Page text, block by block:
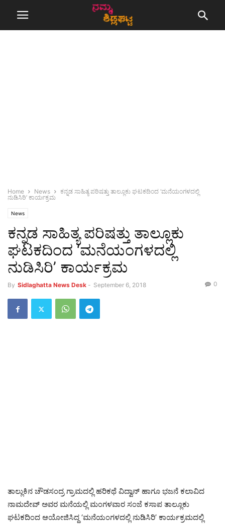
Home News
ಕನ್ನಡ ಸಾಹಿತ್ಯ ಪರಿಷತ್ತು ತಾಲ್ಲೂಕು ಘಟಕದಿಂದ ‘ಮನೆಯಂಗಳದಲ್ಲಿ
ನುಡಿಸಿರಿ’ ಕಾರ್ಯಕ್ರಮ
News
ಕನ್ನಡ ಸಾಹಿತ್ಯ ಪರಿಷತ್ತು ತಾಲ್ಲೂಕು
ಘಟಕದಿಂದ ‘ಮನೆಯಂಗಳದಲ್ಲಿ
ನುಡಿಸಿರಿ’ ಕಾರ್ಯಕ್ರಮ
By Sidlaghatta News Desk - September 6, 2018 0
ತಾಲ್ಲುಕಿನ ಚೌಡಸಂದ್ರ ಗ್ರಾಮದಲ್ಲಿ ಹರಿಕಥೆ ವಿದ್ವಾನ್‌ ಹಾಗೂ ಭಜನೆ ಕಲಾವಿದ
ನಾಮದೇವ್‌ ಅವರ ಮನೆಯಲ್ಲಿ ಮಂಗಳವಾರ ಸಂಜೆ ಕಸಾಪ ತಾಲ್ಲೂಕು
ಘಟಕದಿಂದ ಆಯೋಜಿಸಿದ್ದ ‘ಮನೆಯಂಗಳದಲ್ಲಿ ನುಡಿಸಿರಿ’ ಕಾರ್ಯಕ್ರಮದಲ್ಲಿ